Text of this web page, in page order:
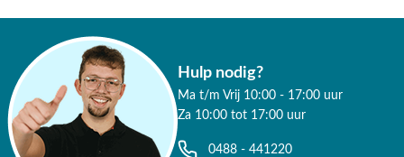
✔ Gratis verzending vanaf €50,-
✔ 3 fysieke showrooms Hulp nodig?
Ma t/m Vrij 10:00 - 17:00 uur
Za 10:00 tot 17:00 uur
0488 - 441220